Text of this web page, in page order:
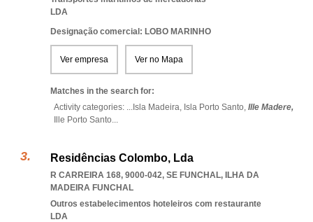
LDA
Designação comercial: LOBO MARINHO
Ver empresa Ver no Mapa
Matches in the search for:
Activity categories: ... Isla Madeira, Isla Porto Santo, Ille Madere,
Ille Porto Santo...
Residências Colombo, Lda
R CARREIRA 168, 9000-042, SE FUNCHAL, ILHA DA
MADEIRA FUNCHAL
Outros estabelecimentos hoteleiros com restaurante
LDA